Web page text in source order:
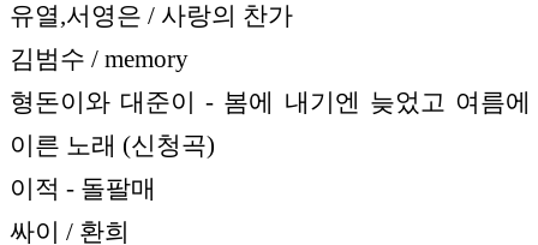
유열,서영은 / 사랑의 찬가
김범수 / memory
형돈이와 대준이 - 봄에 내기엔 늦었고 여름
이른 노래 (신청곡)
이적 - 돌팔매
싸이 / 환희